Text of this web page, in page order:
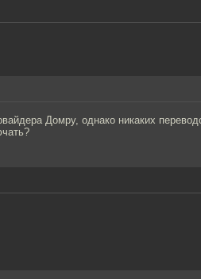
Домру, однако никаких